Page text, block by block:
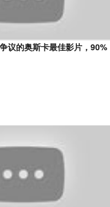
议的奥斯卡最佳影片，90%